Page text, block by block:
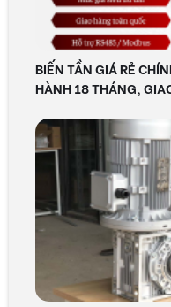
BIẾN TẦN GIÁ RẺ
HÀNH 18 THÁNG,